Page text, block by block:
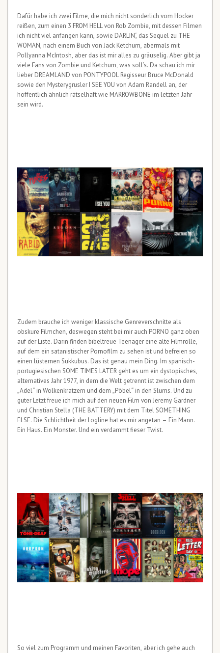
Dafür habe ich zwei Filme, die mich nicht sonderlich vom Hocker
reißen, zum einen 3 FROM HELL von Rob Zombie, mit dessen Filmen
ich nicht viel anfangen kann, sowie DARLIN‘, das Sequel zu THE
WOMAN, nach einem Buch von Jack Ketchum, abermals mit
Pollyanna McIntosh, aber das ist mir alles zu gräuselig. Aber gibt ja
viele Fans von Zombie und Ketchum, was soll’s. Da schau ich mir
lieber DREAMLAND von PONTYPOOL Regisseur Bruce McDonald
sowie den Mysterygrusler I SEE YOU von Adam Randell an, der
hoffentlich ähnlich rätselhaft wie MARROWBONE im letzten Jahr
sein wird.
Zudem brauche ich weniger klassische Genreverschnitte als
obskure Filmchen, deswegen steht bei mir auch PORNO ganz oben
auf der Liste. Darin finden bibeltreue Teenager eine alte Filmrolle,
auf dem ein satanistischer Pornofilm zu sehen ist und befreien so
einen lüsternen Sukkubus. Das ist genau mein Ding. Im spanisch-
portugiesischen SOME TIMES LATER geht es um ein dystopisches,
alternatives Jahr 1977, in dem die Welt getrennt ist zwischen dem
„Adel“ in Wolkenkratzern und dem „Pöbel“ in den Slums. Und zu
guter Letzt freue ich mich auf den neuen Film von Jeremy Gardner
und Christian Stella (THE BATTERY) mit dem Titel SOMETHING
ELSE. Die Schlichtheit der Logline hat es mir angetan – Ein Mann.
Ein Haus. Ein Monster. Und ein verdammt fieser Twist.
So viel zum Programm und meinen Favoriten, aber ich gehe auch